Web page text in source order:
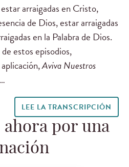
arraigadas en Cristo,
de Dios, estar arraigadas
en la Palabra de Dios.
estos episodios,
Aviva Nuestros
LEE LA TRANSCRIPCIÓN
por una